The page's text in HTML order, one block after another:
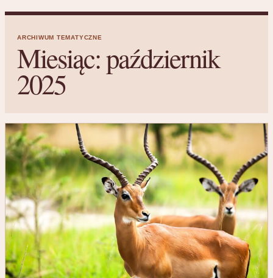
ARCHIWUM TEMATYCZNE
Miesiąc:październik
2025